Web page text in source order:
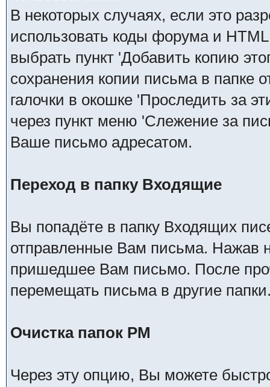
В некоторых случаях, если это
использовать коды форума и
выбрать пункт 'Добавить копию
сохранения копии письма в папке
галочки в окошке 'Проследить за
через пункт меню 'Слежение за
Ваше письмо адресатом.
Переход в папку Входящие
Вы попадёте в папку Входящих
отправленные Вам письма. Нажав
пришедшее Вам письмо. После
перемещать письма в другие
Очистка папок РМ
Через эту опцию, Вы можете